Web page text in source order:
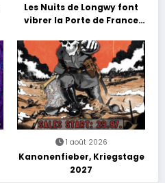
Les Nuits de Longwy font
vibrer la Porte de France
découvertes et énergie
reggae
1 août 2026
Kanonenfieber, Kriegstage
2027